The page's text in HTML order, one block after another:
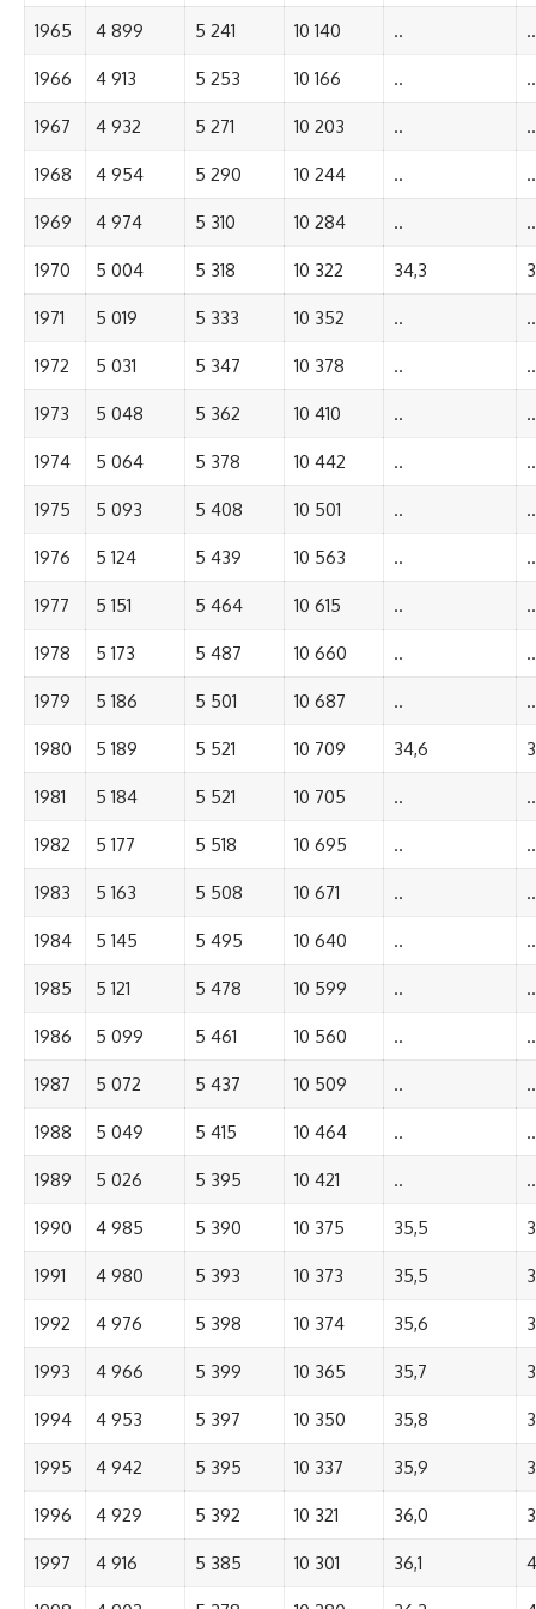
1965 4 899 5 241 10 140 .. ..
1966 4 913 5 253 10 166 .. ..
1967 4 932 5 271 10 203 .. ..
1968 4 954 5 290 10 244 .. ..
1969 4 974 5 310 10 284 .. ..
1970 5 004 5 318 10 322 34,3
1971 5 019 5 333 10 352 .. ..
1972 5 031 5 347 10 378 .. ..
1973 5 048 5 362 10 410 .. ..
1974 5 064 5 378 10 442 .. ..
1975 5 093 5 408 10 501 .. ..
1976 5 124 5 439 10 563 .. ..
1977 5 151 5 464 10 615 .. ..
1978 5 173 5 487 10 660 .. ..
1979 5 186 5 501 10 687 .. ..
1980 5 189 5 521 10 709 34,6
1981 5 184 5 521 10 705 .. ..
1982 5 177 5 518 10 695 .. ..
1983 5 163 5 508 10 671 .. ..
1984 5 145 5 495 10 640 .. ..
1985 5 121 5 478 10 599 .. ..
1986 5 099 5 461 10 560 .. ..
1987 5 072 5 437 10 509 .. ..
1988 5 049 5 415 10 464 .. ..
1989 5 026 5 395 10 421 .. ..
1990 4 985 5 390 10 375 35,5
1991 4 980 5 393 10 373 35,5
1992 4 976 5 398 10 374 35,6
1993 4 966 5 399 10 365 35,7
1994 4 953 5 397 10 350 35,8
1995 4 942 5 395 10 337 35,9
1996 4 929 5 392 10 321 36,0
1997 4 916 5 385 10 301 36,1